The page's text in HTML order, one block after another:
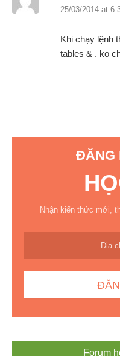
25/03/2014 at
Khi chạy lệnh
tables & . ko
ĐĂNG
Nhận kiến thức mới,
Forum